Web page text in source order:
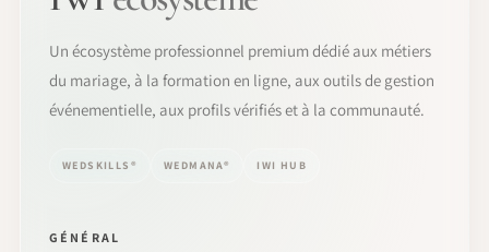
Un écosystème professionnel premium dédié aux métiers
du mariage, à la formation en ligne, aux outils de gestion
événementielle, aux profils vérifiés et à la communauté.
WEDSKILLS® WEDMANA® IWI HUB
GÉNÉRAL